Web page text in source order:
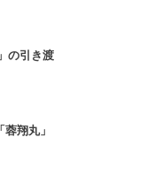
の引き渡
翔丸」